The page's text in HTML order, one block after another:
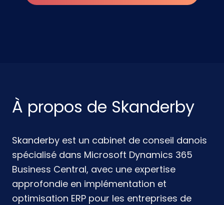
À propos de Skanderby
Skanderby est un cabinet de conseil danois
spécialisé dans Microsoft Dynamics 365
Business Central, avec une expertise
approfondie en implémentation et
optimisation ERP pour les entreprises de